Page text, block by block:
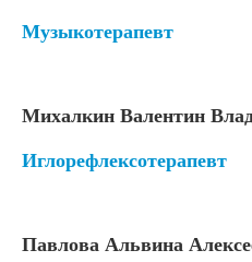
Музыкотерапевт
Михалкин Валентин
Иглорефлексотерапевт
Павлова Альвина